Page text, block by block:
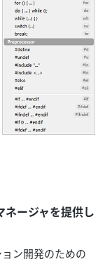
ネージャを提供し
ン開発のための